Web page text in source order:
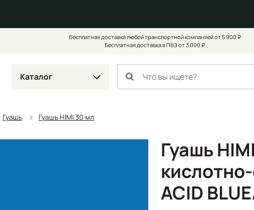
Бесплатная доставка любой транспортной компанией от 5 900 ₽
Бесплатная доставка в ПВЗ от 3 000 ₽
Каталог
Гуашь Гуашь HIMI 30 мл
Гуашь
ACID